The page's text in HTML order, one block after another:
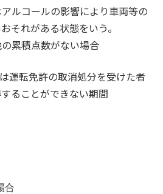
ルコールの影響により車両等の
それがある状態をいう。
累積点数がない場合
運転免許の取消処分を受けた者
ることができない期間
合